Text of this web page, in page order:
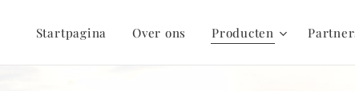
Startpagina Over ons Producten